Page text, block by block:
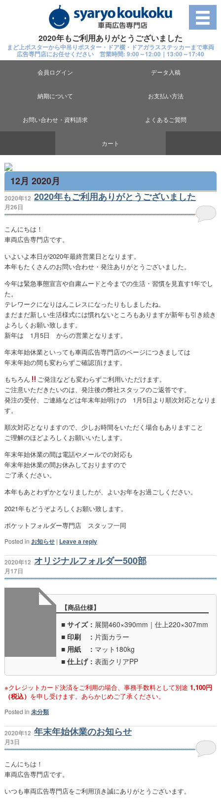
2020年もご利用ありがとうございました
まど上ポスターから中吊りポスター・ドア横・ドアガラスステッカーまで車両
広告専門店にお任せください 営業時間: 9:00～12:00｜13:00～17:40
会員ログイン データ入稿
納期について お支払い方法
お問い合わせ・資料請求 よくあるご質問
カート
12月 2020月
2020年もご利用ありがとうございました
2020年12
月26日
こんにちは！
車両広告専門店です。
いよいよ本日が2020年最終営業日となります。
本年もたくさんのお問い合わせ・発注ありがとうございました。
今年は緊急事態宣言や自粛ムードと今までの生活・習慣を見直す1年でし
た。
テレワークになりはんこレスになったりもしましたね。
まだまだ新しい生活様式には慣れないところもありますが新年も引き続き
よろしくお願い致します。
新年は 1月5日 からの営業となります。
年末年始休業といっても車両広告専門店のページにつきましては
年末年始の間も変わらずご確認頂けます。
もちろん
ご発注なども変わらずご利用いただけます。
ご注意いただきたいのは、発注後の弊社スタッフのご返答です。
発注の受付、ご連絡などは年末年始明けの 1月5日より順次対応となりま
す。
順次対応となりますので、少しお時間をいただく場合もありますこと
ご理解のほどよろしくお願いいたします。
年末年始休業の間は電話やメールでの対応も
年末年始休業の間お休みしておりますので
ご了承ください。
本年もあとわずかとなりましたが、よいお年をお過ごしください。
2021年もどうぞよろしくお願い致します。
ポケットフォルダー専門店 スタッフ一同
Posted in お知らせ | Leave a reply
オリジナルフォルダー500部
2020年12
月17日
【商品仕様】
■ サイズ： 展開460×390mm｜仕上220×307mm
■ 印刷 ： 片面カラー
■ 用紙 ： マット180kg
■ 仕上げ： 表面クリアPP
※クレジットカード決済をご利用の場合、事務手数料として別途 1,100円
（税込） を申し受けます。あらかじめご了承ください。
Posted in 未分類
年末年始休業のお知らせ
2020年12
月3日
こんにちは！
車両広告専門店です。
いつも車両広告専門店をご利用頂き誠にありがとうございます。